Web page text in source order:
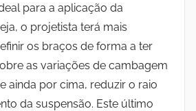
para a aplicação da
o projetista terá mais
os braços de forma a ter
as variações de cambagem
ainda por cima, reduzir o raio
da suspensão. Este último